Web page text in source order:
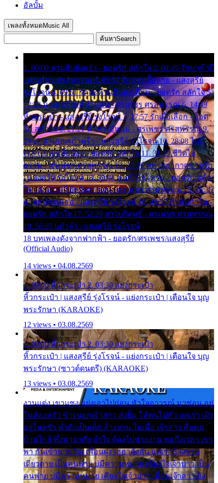
อัลบั้ม
เพลงทั้งหมด Music All
ค้นหาSearch
1. 00:00 สามสิบยังแจ๋ว - ยอดรัก สลักใจ 2. 02:49 รักมาห้าปี
- ศรเพชร ศรสุพรรณ 3. 05:57 รักสาวเสื้อลาย - แสงสุรีย์
รุ่งโรจน์ 4. 09:51 รักสะท้านดินสะเทือน - ยอดรัก สลักใจ 5.
12:23 มอเตอร์ไซค์ทำหล่น - ศรเพชร ศรสุพรรณ 6. 14:49
หิ้วกระเป๋า - แสงสุรีย์ รุ่งโรจน์ 7. 17:57 รักเผื่อเลือก - ยอด
รัก สลักใจ 8. 21:21 น้ำตาไอ้หนุ่ม - ศรเพชร ศรสุพรรณ 9.
24:27 สามเณรกำพร้า - แสงสุรีย์ รุ่งโรจน์ 10. 28:08 ไม่มี
เวลาไปหาเมียน้อย - ยอดรัก สลักใจ 11. 31:29 ชีวิตไอ้
ธรรม - ศรเพชร ศรสุพรรณ 12. 35:26 ทหารอากาศขาดรัก
- แสงสุรีย์ รุ่งโรจน์ 13. 39:01 คนหัวใจโทรม - ยอดรัก สลัก
ใจ 14. 42:49 ไอ้หวังตายแน่ - ศรเพชร ศรสุพรรณ 15. 46:35
ธาตุแท้ของเธอ - แสงสุรีย์ รุ่งโรจน์ 16. 49:57 กำนันกำใน -
ยอดรัก สลักใจ 17. 52:29 สาวบริสุทธิ์ - ศรเพชร ศรสุพรรณ
18. 56:05 แต๋วจ๋า - แสงสุรีย์ รุ่งโรจน์
18 บทเพลงดังจากฟากฟ้า - ยอดรัก/ศรเพชร/แสงสุรีย์
(Official Audio)
14 views • 04.08.2569
1. 00:00 หิ้วกระเป๋า 2. 03:30 แย่งกระเป๋า
หิ้วกระเป๋า | แสงสุรีย์ รุ่งโรจน์ - แย่งกระเป๋า | เตือนใจ บุญ
พระรักษา (KARAOKE)
12 views • 03.08.2569
1. 00:00 หิ้วกระเป๋า 2. 03:30 แย่งกระเป๋า
หิ้วกระเป๋า | แสงสุรีย์ รุ่งโรจน์ - แย่งกระเป๋า | เตือนใจ บุญ
พระรักษา (ซาวด์ดนตรี) (KARAOKE)
13 views • 03.08.2569
งานแต่ง เขาแซง แย่งเอาไปก่อน หัวใจอาวรณ์ มาซ่อน อยู่
ในห้องครัว ข้างนอกเจ้าสาว ส่งยิ้ม ให้คนไปทั่ว แต่เรา เฝ้า
อยู่ในครัว ทำตัวเป็นเด็ก ล้างจาน ในเมื่อ เจ้าสาว คือคน
บ้านใกล้ พึ่งพาอาศัย จำใจ ต้องไปช่วยงาน พอถึงเวลา เขา
พา กันเข้าพาขวัญ เพื่อนฝูง เฮฮาดังลั่น แต่เราล้างจาน
เดียวดาย เป็นคนพ่าย บ่มีความหมาย เคียงใจเจ้าบ่าว เป็น
คนพ่าย บ่มีความหมาย เคียงใจเจ้าบ่าว เพื่อนเจ้าสาว ยัง